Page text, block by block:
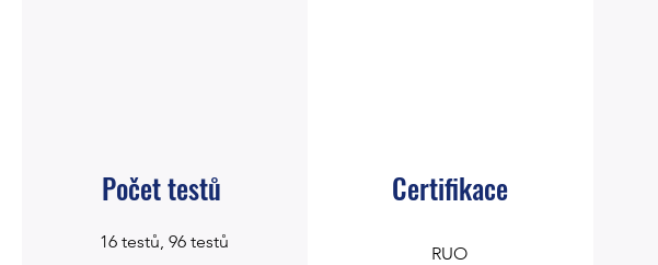
Počet testů
16 testů, 96 testů
Certifikace
RUO